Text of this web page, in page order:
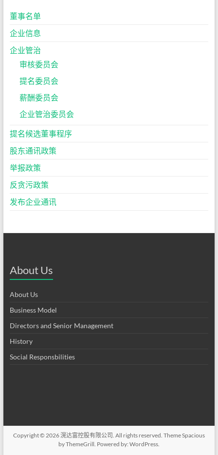
董事名单
企业信息
企业管治
审核委员会
提名委员会
薪酬委员会
企业管治委员会
提名候选董事程序
股东通讯政策
举报政策
反贪污政策
发布企业通讯
About Us
About Us
Business Model
Directors and Senior Management
History
Social Responsbilities
Copyright © 2026滉达富控股有限公司. All rights reserved. ThemeSpacious
by ThemeGrill. Powered by: WordPress.